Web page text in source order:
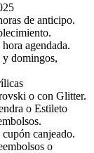
de anticipo.
agendada.
y domingos,
o con Glitter.
o Estileto
canjeado.
o